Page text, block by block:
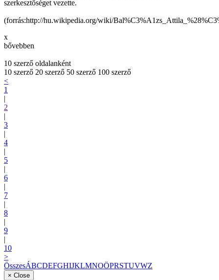
szerkesztőséget vezette.
(forrás:http://hu.wikipedia.org/wiki/
x
bővebben
10 szerző oldalanként
10 szerző 20 szerző 50 szerző 100 szerző
<
1
|
2
|
3
|
4
|
5
|
6
|
7
|
8
|
9
|
10
>
ÖsszesÁBCDEFGHIJKLMNOÖPRSTUVWZ
× Close